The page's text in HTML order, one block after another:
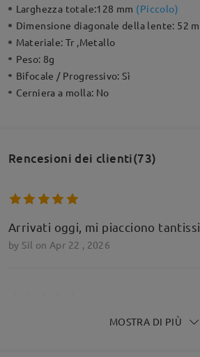
Larghezza totale:128 mm (Piccolo)
Dimensione diagonale della lente: 52
Materiale:Tr ,Metallo
Peso: 8g
Bifocale / Progressivo:Sì
Cerniera a molla: No
Rencesioni dei clienti(73)
Arrivati oggi, mi piacciono
by Sil on Apr 22 , 2026
Molto belli e leggeri, il colore
MOSTRA DI PIÙ